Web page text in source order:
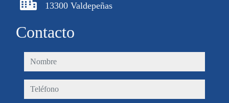
13300 Valdepeñas
Contacto
nombre
teléfono